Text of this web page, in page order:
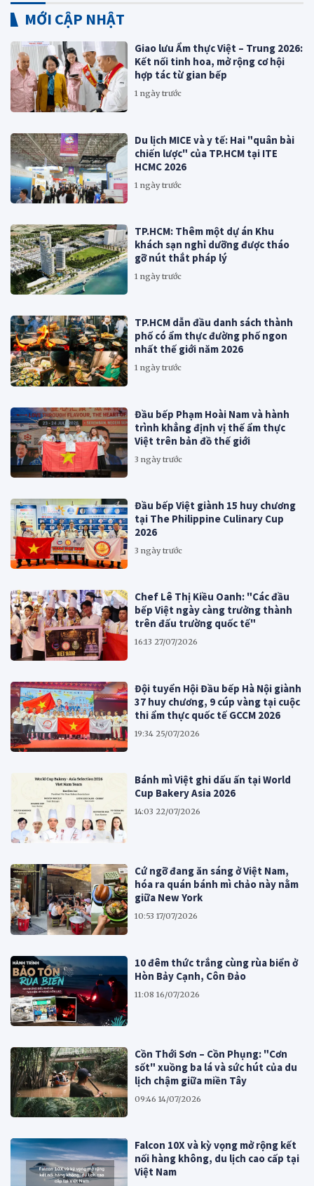
MỚI CẬP NHẬT
Giao lưu Ẩm thực Việt – Trung 2026:
Kết nối tinh hoa, mở rộng cơ hội
hợp tác từ gian bếp
1 ngày trước
Du lịch MICE và y tế: Hai "quân bài
chiến lược" của TP.HCM tại ITE
HCMC 2026
1 ngày trước
TP.HCM: Thêm một dự án Khu
khách sạn nghỉ dưỡng được tháo
gỡ nút thắt pháp lý
1 ngày trước
TP.HCM dẫn đầu danh sách thành
phố có ẩm thực đường phố ngon
nhất thế giới năm 2026
1 ngày trước
Đầu bếp Phạm Hoài Nam và hành
trình khẳng định vị thế ẩm thực
Việt trên bản đồ thế giới
3 ngày trước
Đầu bếp Việt giành 15 huy chương
tại The Philippine Culinary Cup
2026
3 ngày trước
Chef Lê Thị Kiều Oanh: "Các đầu
bếp Việt ngày càng trưởng thành
trên đấu trường quốc tế"
16:13 27/07/2026
Đội tuyển Hội Đầu bếp Hà Nội giành
37 huy chương, 9 cúp vàng tại cuộc
thi ẩm thực quốc tế GCCM 2026
19:34 25/07/2026
Bánh mì Việt ghi dấu ấn tại World
Cup Bakery Asia 2026
14:03 22/07/2026
Cứ ngỡ đang ăn sáng ở Việt Nam,
hóa ra quán bánh mì chảo này nằm
giữa New York
10:53 17/07/2026
10 đêm thức trắng cùng rùa biển ở
Hòn Bảy Cạnh, Côn Đảo
11:08 16/07/2026
Cồn Thới Sơn – Cồn Phụng: "Cơn
sốt" xuồng ba lá và sức hút của du
lịch chậm giữa miền Tây
09:46 14/07/2026
Falcon 10X và kỳ vọng mở rộng kết
nối hàng không, du lịch cao cấp tại
Việt Nam